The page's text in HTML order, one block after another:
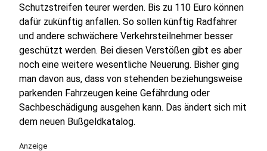
Schutzstreifen teurer werden. Bis zu 110 Euro können
dafür zukünftig anfallen. So sollen künftig Radfahrer
und andere schwächere Verkehrsteilnehmer besser
geschützt werden. Bei diesen Verstößen gibt es aber
noch eine weitere wesentliche Neuerung. Bisher ging
man davon aus, dass von stehenden beziehungsweise
parkenden Fahrzeugen keine Gefährdung oder
Sachbeschädigung ausgehen kann. Das ändert sich mit
dem neuen Bußgeldkatalog.
Anzeige